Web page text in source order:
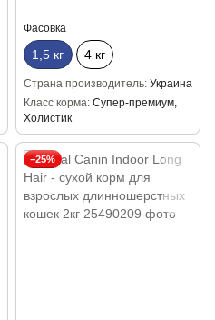
Фасовка
1,5 кг 4 кг
Страна производитель Украина
Класс корма Супер-премиум,
Холистик
−25%